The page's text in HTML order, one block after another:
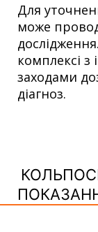
Для
може
комплексі
заходами
діагноз.